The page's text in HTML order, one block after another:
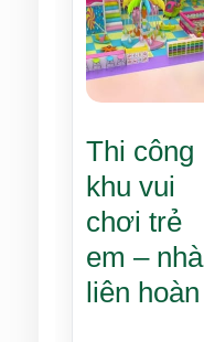
Thi công
khu vui
chơi trẻ
em – nhà
liên hoàn